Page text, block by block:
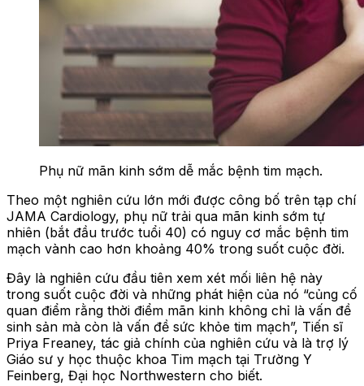
Phụ nữ mãn kinh sớm dễ mắc bệnh tim mạch.
Theo một nghiên cứu lớn mới được công bố trên tạp chí
JAMA Cardiology, phụ nữ trải qua mãn kinh sớm tự
nhiên (bắt đầu trước tuổi 40) có nguy cơ mắc bệnh tim
mạch vành cao hơn khoảng 40% trong suốt cuộc đời.
Đây là nghiên cứu đầu tiên xem xét mối liên hệ này
trong suốt cuộc đời và những phát hiện của nó “củng cố
quan điểm rằng thời điểm mãn kinh không chỉ là vấn đề
sinh sản mà còn là vấn đề sức khỏe tim mạch”, Tiến sĩ
Priya Freaney, tác giả chính của nghiên cứu và là trợ lý
Giáo sư y học thuộc khoa Tim mạch tại Trường Y
Feinberg, Đại học Northwestern cho biết.